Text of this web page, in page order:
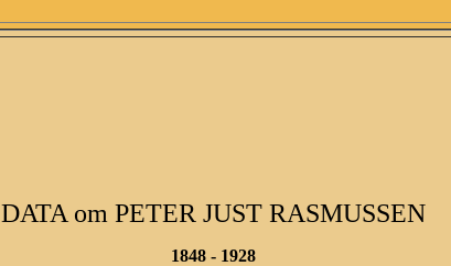
DATA om PETER JUST RASMUSSEN
1848 - 1928